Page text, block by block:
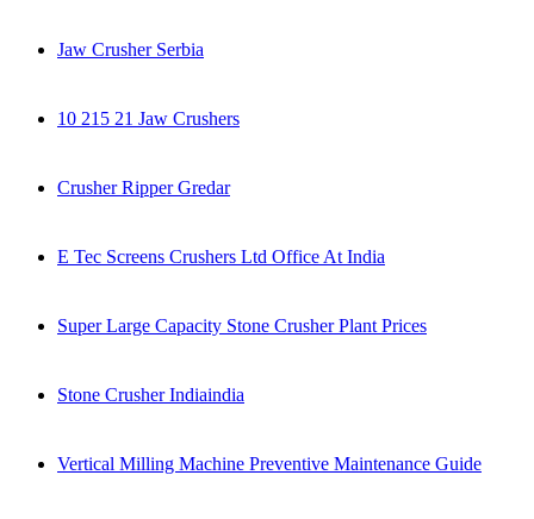
Jaw Crusher Serbia
10 215 21 Jaw Crushers
Crusher Ripper Gredar
E Tec Screens Crushers Ltd Office At India
Super Large Capacity Stone Crusher Plant Prices
Stone Crusher Indiaindia
Vertical Milling Machine Preventive Maintenance Guide